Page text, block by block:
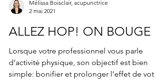
Mélissa Boisclair, acupunctrice
2 mai 2021
ALLEZ HOP! ON BOUGE
Lorsque votre professionnel vous parle